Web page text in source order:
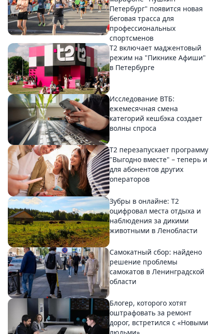
Петербург" появится новая
беговая трасса для
профессиональных
спортсменов
Т2 включает маджентовый
режим на "Пикнике Афиши"
в Петербурге
Исследование ВТБ:
ежемесячная смена
категорий кешбэка создает
волны спроса
Т2 перезапускает программу
"Выгодно вместе" – теперь и
для абонентов других
операторов
Зубры в онлайне: Т2
оцифровал места отдыха и
наблюдения за дикими
животными в Ленобласти
Самокатный сбор: найдено
решение проблемы
самокатов в Ленинградской
области
Блогер, которого хотят
оштрафовать за ремонт
дорог, встретился с «Новыми